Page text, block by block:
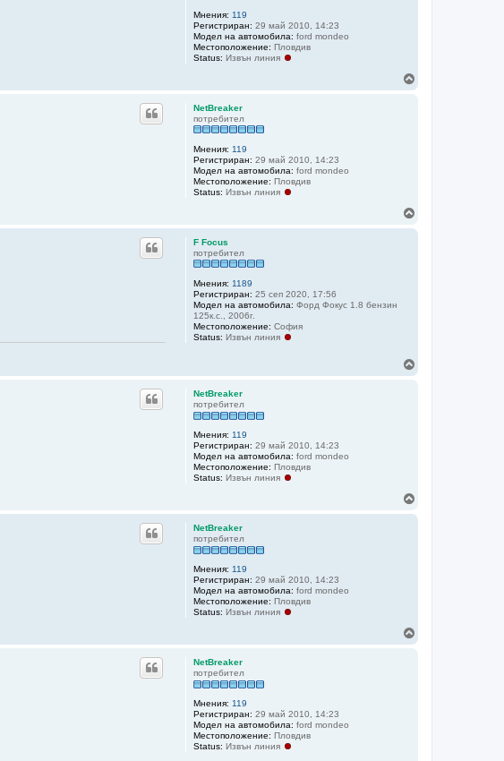
Мнения: 119
Регистриран: 29 май 2010, 14:23
Модел на автомобила: ford mondeo
Местоположение: Пловдив
Status: Извън линия
NetBreaker
потребител
Мнения: 119
Регистриран: 29 май 2010, 14:23
Модел на автомобила: ford mondeo
Местоположение: Пловдив
Status: Извън линия
F Focus
потребител
Мнения: 1189
Регистриран: 25 сеп 2020, 17:56
Модел на автомобила: Форд Фокус 1.8 бензин
125к.с., 2006г.
Местоположение: София
Status: Извън линия
NetBreaker
потребител
Мнения: 119
Регистриран: 29 май 2010, 14:23
Модел на автомобила: ford mondeo
Местоположение: Пловдив
Status: Извън линия
NetBreaker
потребител
Мнения: 119
Регистриран: 29 май 2010, 14:23
Модел на автомобила: ford mondeo
Местоположение: Пловдив
Status: Извън линия
NetBreaker
потребител
Мнения: 119
Регистриран: 29 май 2010, 14:23
Модел на автомобила: ford mondeo
Местоположение: Пловдив
Status: Извън линия